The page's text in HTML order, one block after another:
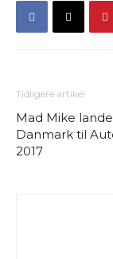
Tidligere artikel
Mad Mike
Danmark til
2017